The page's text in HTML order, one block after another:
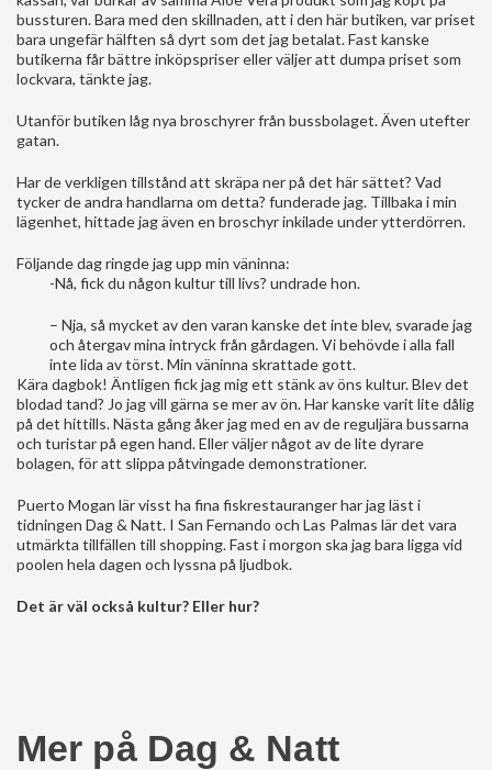
bussturen. Bara med den skillnaden, att i den här butiken, var priset
bara ungefär hälften så dyrt som det jag betalat. Fast kanske
butikerna får bättre inköpspriser eller väljer att dumpa priset som
lockvara, tänkte jag.
Utanför butiken låg nya broschyrer från bussbolaget. Även utefter
gatan.
Har de verkligen tillstånd att skräpa ner på det här sättet? Vad
tycker de andra handlarna om detta? funderade jag. Tillbaka i min
lägenhet, hittade jag även en broschyr inkilade under ytterdörren.
Följande dag ringde jag upp min väninna:
-Nå, fick du någon kultur till livs? undrade hon.
– Nja, så mycket av den varan kanske det inte blev, svarade jag
och återgav mina intryck från gårdagen. Vi behövde i alla fall
inte lida av törst. Min väninna skrattade gott.
Kära dagbok! Äntligen fick jag mig ett stänk av öns kultur. Blev det
blodad tand? Jo jag vill gärna se mer av ön. Har kanske varit lite dålig
på det hittills. Nästa gång åker jag med en av de reguljära bussarna
och turistar på egen hand. Eller väljer något av de lite dyrare
bolagen, för att slippa påtvingade demonstrationer.
Puerto Mogan lär visst ha fina fiskrestauranger har jag läst i
tidningen Dag & Natt. I San Fernando och Las Palmas lär det vara
utmärkta tillfällen till shopping. Fast i morgon ska jag bara ligga vid
poolen hela dagen och lyssna på ljudbok.
Det är väl också kultur? Eller hur?
Mer på Dag & Natt